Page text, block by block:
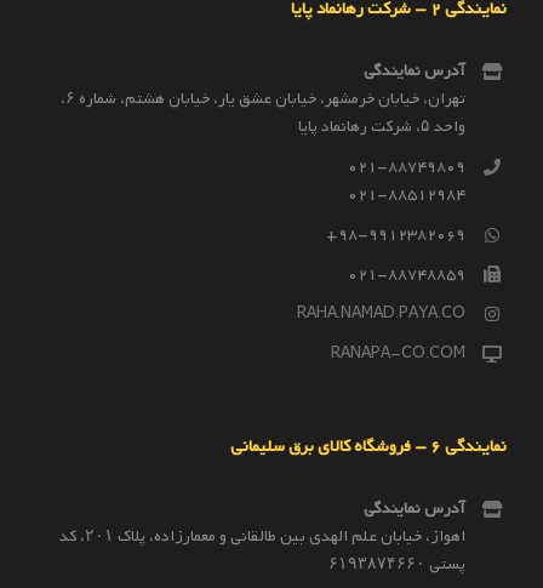
نمایندگی 2 – شرکت رهانماد پایا
آدرس نمایندگی
تهران، خیابان خرمشهر، خیابان عشق یار، خیابان هشتم، شماره ۶،
واحد ۵، شرکت رهانماد پایا
021-88749809
021-88512984
98-9912382069+
021-88748859
RAHA.NAMAD.PAYA.CO
RANAPA-CO.COM
نمایندگی 6 – فروشگاه کالای برق سلیمانی
آدرس نمایندگی
اهواز، خیابان علم الهدی بین طالقانی و معمارزاده، پلاک ۲۰۱، کد
پستی ۶۱۹۳۸۷۴۶۶۰